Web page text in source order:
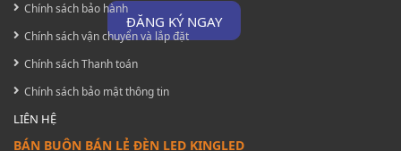
ĐĂNG KÝ NGAY
Chính sách bảo hành
Chính sách vận chuyển và lắp đặt
Chính sách Thanh toán
Chính sách bảo mật thông tin
LIÊN HỆ
BÁN BUÔN BÁN LẺ ĐÈN LED KINGLED